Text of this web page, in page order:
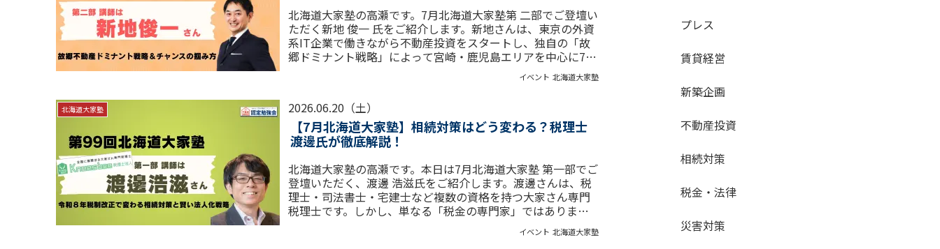
北海道大家塾の高瀬です。7月北海道大家塾第 二部でご登壇い
ただく新地 俊一 氏をご紹介します。新地さんは、東京の外資
系IT企業で働きながら不動産投資をスタートし、独自の「故
郷ドミナント戦略」によって宮崎・鹿児島エリアを中心に7棟
イベント 北海道大家塾
北海道大家塾 2026.06.20（土）
【7月北海道大家塾】相続対策はどう変わる？税理士
渡邊氏が徹底解説！
北海道大家塾の高瀬です。本日は7月北海道大家塾 第一部でご
登壇いただく、渡邊 浩滋氏をご紹介します。渡邊さんは、税
理士・司法書士・宅建士など複数の資格を持つ大家さん専門
税理士です。しかし、単なる「税金の専門家」ではありませ
イベント 北海道大家塾
プレス
賃貸経営
新築企画
不動産投資
相続対策
税金・法律
災害対策